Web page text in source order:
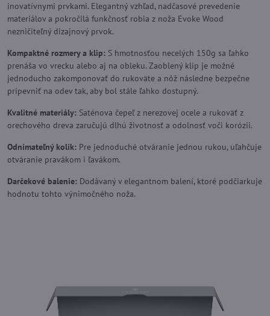
inovatívnymi prvkami. Elegantný vzhľad, nadčasové prevedenie
materiálov a pokročilá funkčnosť robia z noža Evoke Wood
nezničiteľný dizajnový prvok.
Kompaktné rozmery a klip: S hmotnosťou necelých 150g sa ľahko
prenáša vo vrecku alebo aj na obleku. Zaoblený klip je možné
jednoducho zakomponovať do rukoväte a nôž následne bezpečne
pripevniť na odev tak, aby bol stále ľahko dostupný.
Kvalitné materiály: Saténova čepeľ z nerezovej ocele a rukoväť z
orechového dreva zaručujú dlhú životnosť a odolnosť voči korózii.
Odnímateľný kolík: Pre jednoduché otváranie jednou rukou, uľahčuje
otváranie pravákom i ľavákom.
Darčekové balenie: Dodávaný v elegantnom balení, ktoré podčiarkuje
hodnotu tohto výnimočného noža.